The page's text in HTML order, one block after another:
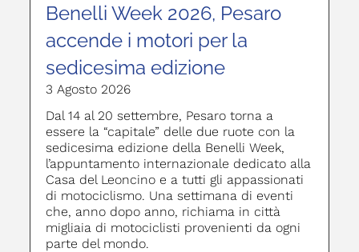
Benelli Week 2026, Pesaro
accende i motori per la
sedicesima edizione
3 Agosto 2026
Dal 14 al 20 settembre, Pesaro torna a
essere la “capitale” delle due ruote con la
sedicesima edizione della Benelli Week,
l’appuntamento internazionale dedicato alla
Casa del Leoncino e a tutti gli appassionati
di motociclismo. Una settimana di eventi
che, anno dopo anno, richiama in città
migliaia di motociclisti provenienti da ogni
parte del mondo.